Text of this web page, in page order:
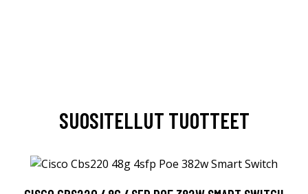
SUOSITELLUT TUOTTEET